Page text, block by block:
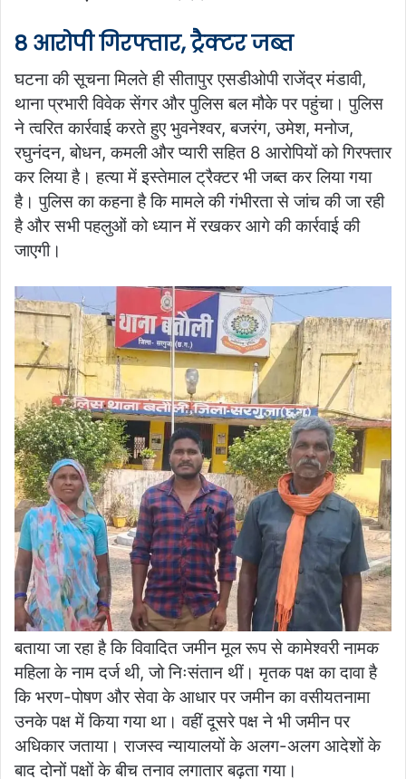
8 आरोपी गिरफ्तार, ट्रैक्टर जब्त
घटना की सूचना मिलते ही सीतापुर एसडीओपी राजेंद्र मंडावी,
थाना प्रभारी विवेक सेंगर और पुलिस बल मौके पर पहुंचा। पुलिस
ने त्वरित कार्रवाई करते हुए भुवनेश्वर, बजरंग, उमेश, मनोज,
रघुनंदन, बोधन, कमली और प्यारी सहित 8 आरोपियों को गिरफ्तार
कर लिया है। हत्या में इस्तेमाल ट्रैक्टर भी जब्त कर लिया गया
है। पुलिस का कहना है कि मामले की गंभीरता से जांच की जा रही
है और सभी पहलुओं को ध्यान में रखकर आगे की कार्रवाई की
जाएगी।
बताया जा रहा है कि विवादित जमीन मूल रूप से कामेश्वरी नामक
महिला के नाम दर्ज थी, जो निःसंतान थीं। मृतक पक्ष का दावा है
कि भरण-पोषण और सेवा के आधार पर जमीन का वसीयतनामा
उनके पक्ष में किया गया था। वहीं दूसरे पक्ष ने भी जमीन पर
अधिकार जताया। राजस्व न्यायालयों के अलग-अलग आदेशों के
बाद दोनों पक्षों के बीच तनाव लगातार बढ़ता गया।